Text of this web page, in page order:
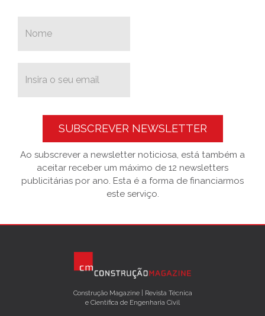
SUBSCREVER NEWSLETTER
Ao subscrever a newsletter noticiosa, está também a
aceitar receber um máximo de 12 newsletters
publicitárias por ano. Esta é a forma de financiarmos
este serviço.
Construção Magazine | Revista Técnica
e Científica de Engenharia Civil